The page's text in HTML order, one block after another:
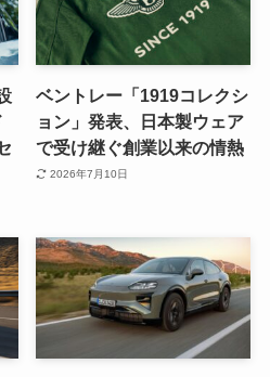
ベントレー「1919コレクシ
ョン」発表、日本製ウェア
で受け継ぐ創業以来の情熱
2026年7月10日